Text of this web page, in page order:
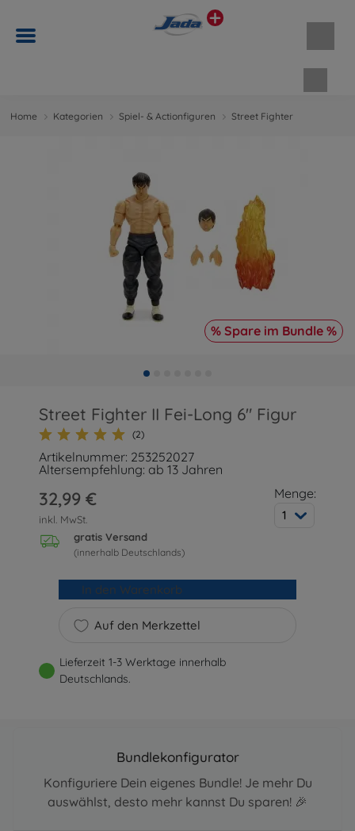
Home Kategorien Spiel- & Actionfiguren Street Fighter
% Spare im Bundle %
Street Fighter II Fei-Long 6" Figur
(2)
Artikelnummer: 253252027
Altersempfehlung: ab 13 Jahren
32,99 €
inkl. MwSt.
gratis Versand
(innerhalb Deutschlands)
Menge:
1
Auf den Merkzettel
In den Warenkorb
Lieferzeit 1-3 Werktage innerhalb
Deutschlands.
Bundlekonfigurator
Konfiguriere Dein eigenes Bundle! Je mehr Du
auswählst, desto mehr kannst Du sparen! 🎉